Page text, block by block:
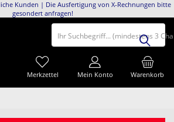
Kunden | Die Ausfertigung von X-Rechnungen bitte
gesondert anfragen!
Ihr Suchbegriff... (mindestens 3
Warenkorb
Merkzettel Mein Konto